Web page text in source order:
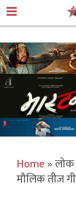
Home»लोक
मौलिक तीज